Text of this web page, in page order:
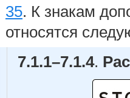
35. К знакам
относятся
7.1.1–7.1.4.